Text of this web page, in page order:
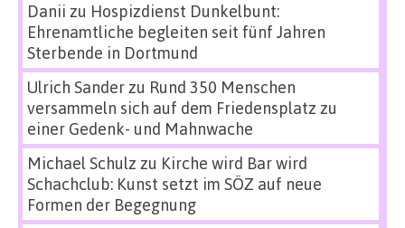
Danii zu Hospizdienst Dunkelbunt:
Ehrenamtliche begleiten seit fünf Jahren
Sterbende in Dortmund
Ulrich Sanderzu Rund 350 Menschen
versammeln sich auf dem Friedensplatz zu
einer Gedenk- und Mahnwache
Michael Schulz zu Kirche wird Bar wird
Schachclub: Kunst setzt im SÖZ auf neue
Formen der Begegnung